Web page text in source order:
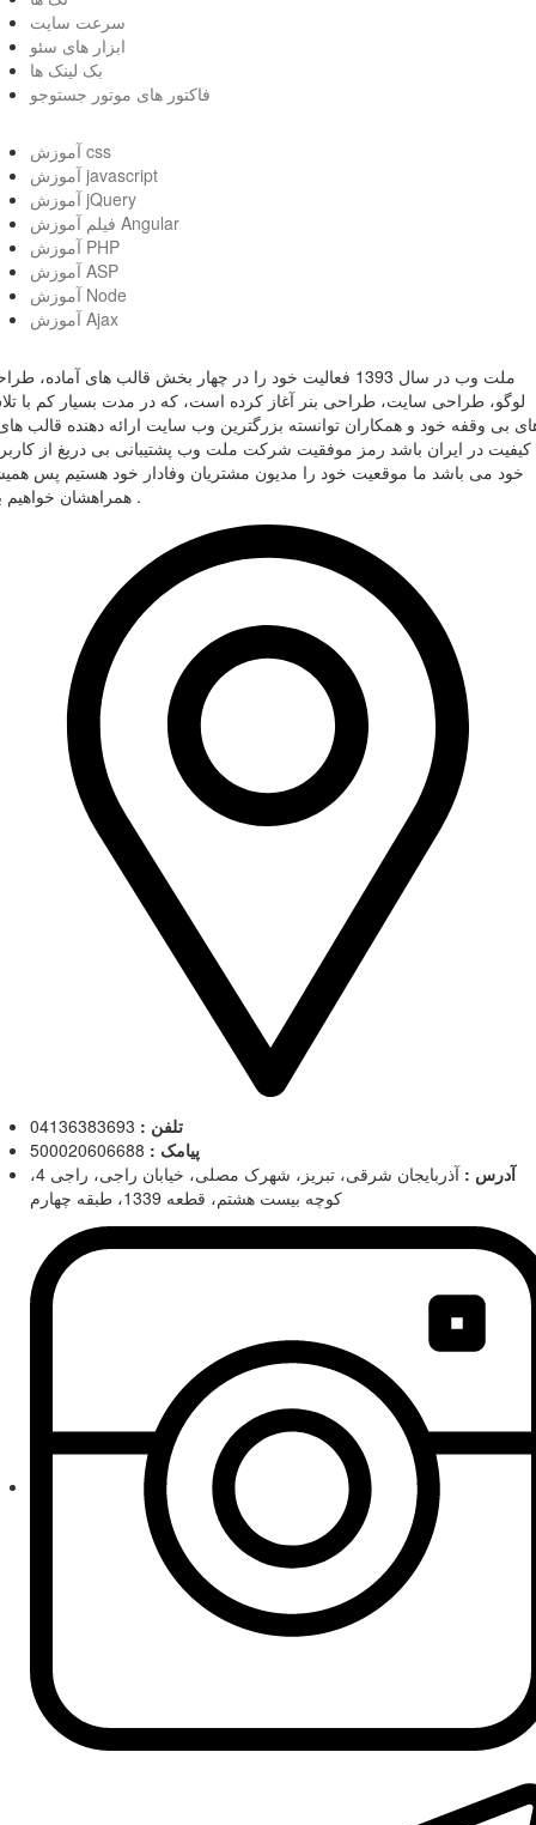
سرعت سایت
ابزار های سئو
بک لینک ها
فاکتور های موتور جستوجو
آموزش css
آموزش javascript
آموزش jQuery
فیلم آموزش Angular
آموزش PHP
آموزش ASP
آموزش Node
آموزش Ajax
ملت وب در سال 1393 فعالیت خود را در چهار بخش قالب های آماده،
لوگو، طراحی سایت، طراحی بنر آغاز کرده است، که در مدت بسیار کم با
بی وقفه خود و همکاران توانسته بزرگترین وب سایت ارائه دهنده قالب
کیفیت در ایران باشد رمز موفقیت شرکت ملت وب پشتیبانی بی دریغ از
خود می باشد ما موقعیت خود را مدیون مشتریان وفادار خود هستیم پس
همراهشان خواهیم بود .
تلفن :
پیامک :
آدرس :
آذربایجان شرقی، تبریز، شهرک مصلی، خیابان راجی، راجی 4،
کوچه بیست هشتم، قطعه 1339، طبقه چهارم